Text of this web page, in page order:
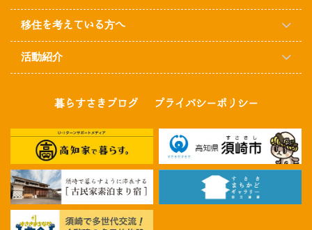
移住を考えている方へ
活動紹介
暮らすさきブログ プライバシーポリシー